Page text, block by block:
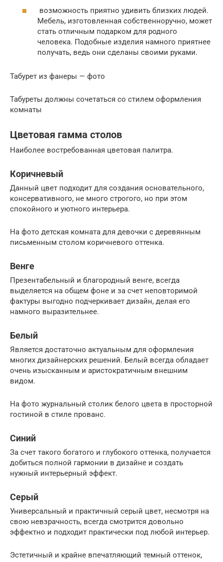
возможность приятно удивить близких людей.
Мебель, изготовленная собственноручно, может
стать отличным подарком для родного
человека. Подобные изделия намного приятнее
получать, ведь они сделаны своими руками.
Табурет из фанеры — фото
Табуреты должны сочетаться со стилем оформления
комнаты
Цветовая гамма столов
Наиболее востребованная цветовая палитра.
Коричневый
Данный цвет подходит для создания основательного,
консервативного, не много строгого, но при этом
спокойного и уютного интерьера.
На фото детская комната для девочки с деревянным
письменным столом коричневого оттенка.
Венге
Презентабельный и благородный венге, всегда
выделяется на общем фоне и за счет неповторимой
фактуры выгодно подчеркивает дизайн, делая его
намного выразительнее.
Белый
Является достаточно актуальным для оформления
многих дизайнерских решений. Белый всегда обладает
очень изысканным и аристократичным внешним
видом.
На фото журнальный столик белого цвета в просторной
гостиной в стиле прованс.
Синий
За счет такого богатого и глубокого оттенка, получается
добиться полной гармонии в дизайне и создать
нужный интерьерный эффект.
Серый
Универсальный и практичный серый цвет, несмотря на
свою невзрачность, всегда смотрится довольно
эффектно и подходит практически под любой интерьер.
Эстетичный и крайне впечатляющий темный оттенок,